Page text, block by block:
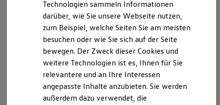
Nachhaltigkeit
Technologie
Kosten und Kauf
Verbrauchskosten
Kaufoptionen
E-Auto-Förderung
Software und Konnektivität
Die ID. Software 6
ID. Software Versionen und Updates
Digitale Extras
Schnittstellen zu Ihrem ID.
VariantTrend
Mit LED-Scheinwerfern mit Tagfahrlicht, schwarzer
Dachreling, Spurhalteassistent „Lane Assist“,
Spurwechselassistent „Side Assist“, Notbremsassistent
„Front Assist“ mit Fußgänger- und Radfahrererkennung,
Einparkhilfe, Digital Cockpit Pro, Multifunktionslenkrad,
Klimaanlage „Climatronic“, Außenspiegel elektrisch einstell-,
Technologien sammeln Informationen
darüber, wie Sie unsere Webseite nutzen,
zum Beispiel, welche Seiten Sie am meisten
besuchen oder wie Sie sich auf der Seite
bewegen. Der Zweck dieser Cookies und
weitere Technologien ist es, Ihnen für Sie
relevantere und an Ihre Interessen
angepasste Inhalte anzubieten. Sie werden
außerdem dazu verwendet, die